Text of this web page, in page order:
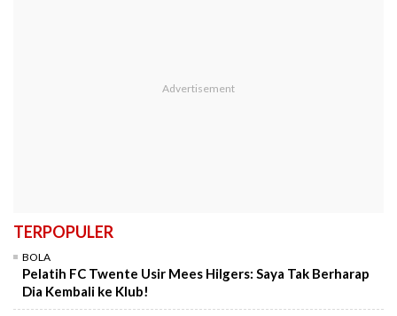
TERPOPULER
BOLA
Pelatih FC Twente Usir Mees Hilgers: Saya Tak Berharap
Dia Kembali ke Klub!